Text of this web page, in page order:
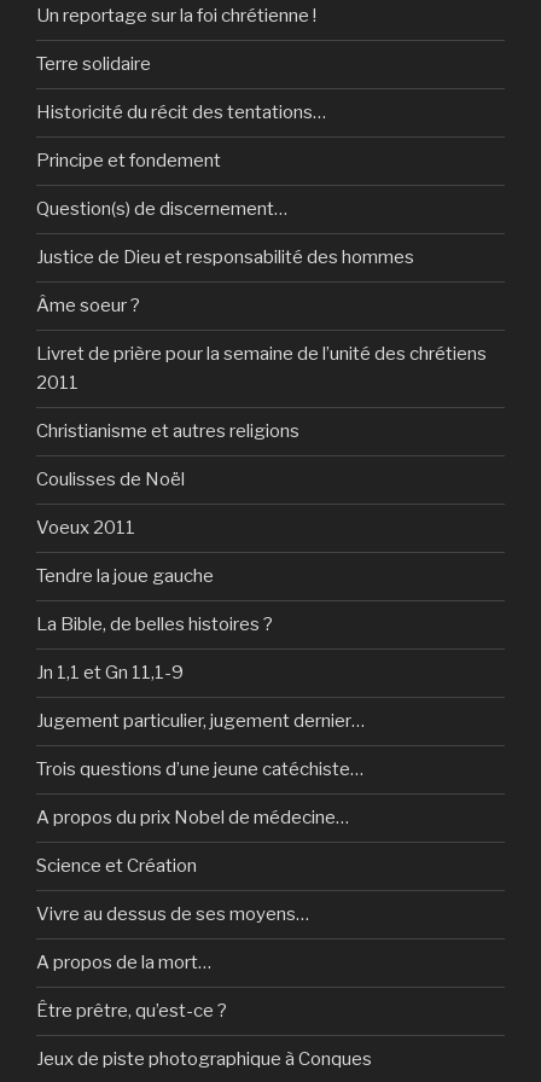
Un reportage sur la foi chrétienne !
Terre solidaire
Historicité du récit des tentations…
Principe et fondement
Question(s) de discernement…
Justice de Dieu et responsabilité des hommes
Âme soeur ?
Livret de prière pour la semaine de l’unité des chrétiens
2011
Christianisme et autres religions
Coulisses de Noël
Voeux 2011
Tendre la joue gauche
La Bible, de belles histoires ?
Jn 1,1 et Gn 11,1-9
Jugement particulier, jugement dernier…
Trois questions d’une jeune catéchiste…
A propos du prix Nobel de médecine…
Science et Création
Vivre au dessus de ses moyens…
A propos de la mort…
Être prêtre, qu’est-ce ?
Jeux de piste photographique à Conques